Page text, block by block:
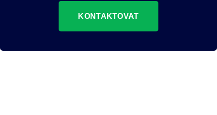
KONTAKTOVAT